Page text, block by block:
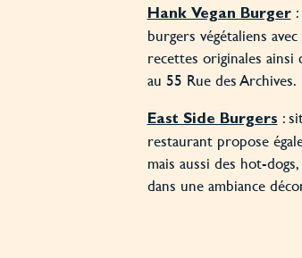
Hank Vegan Burger:
burgers végétaliens
recettes originales
au 55 Rue des Archives.
East Side Burgers :
restaurant propose
mais aussi des hot-
dans une ambiance